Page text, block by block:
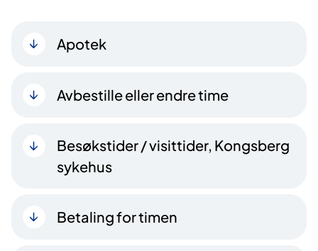
Apotek
Avbestille eller endre time
Besøkstider / visittider, Kongsberg
sykehus
Betaling for timen